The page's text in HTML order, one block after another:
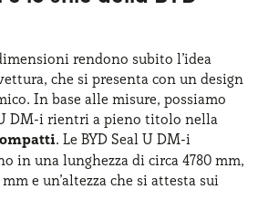
elettrica fino
probabilmente una delle novità più
ibride plug-in BYD, un’azienda
ha saputo diventare leader nel
L’idea del brand cinese
una vettura con l’obiettivo di
accattivante e prestazioni
di medie dimensioni utilizza la
rendono subito l’idea
che si presenta con un design
In base alle misure, possiamo
DM-i rientri a pieno titolo nella
. Le BYD Seal U DM-i
in una lunghezza di circa 4780 mm,
e un’altezza che si attesta sui